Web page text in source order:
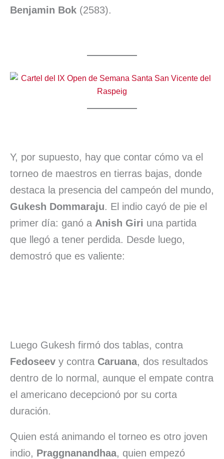
Benjamin Bok (2583).
Y, por supuesto, hay que contar cómo va el
torneo de maestros en tierras bajas, donde
destaca la presencia del campeón del mundo,
Gukesh Dommaraju. El indio cayó de pie el
primer día: ganó a Anish Giri una partida
que llegó a tener perdida. Desde luego,
demostró que es valiente:
Luego Gukesh firmó dos tablas, contra
Fedoseev y contra Caruana, dos resultados
dentro de lo normal, aunque el empate contra
el americano decepcionó por su corta
duración.
Quien está animando el torneo es otro joven
indio, Praggnanandhaa, quien empezó